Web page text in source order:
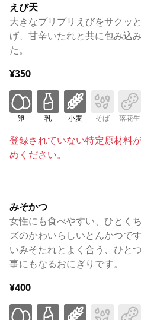
えび天
大きなプリプリえびをサクッ
げ、甘辛いたれと共に包み込
た。
¥350
卵 乳 小麦 そば 落花生
登録されていない特定原材料
めください。
みそかつ
女性にも食べやすい、ひとく
ズのかわいらしいとんかつで
いみそたれとよく合う、ひと
事にもなるおにぎりです。
¥400